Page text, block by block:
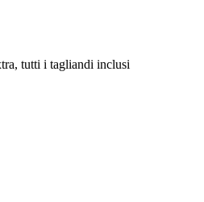
tutti i tagliandi inclusi